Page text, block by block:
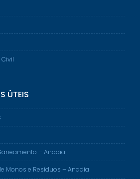
ÚTEIS
– Anadia
Monos e Resíduos – Anadia